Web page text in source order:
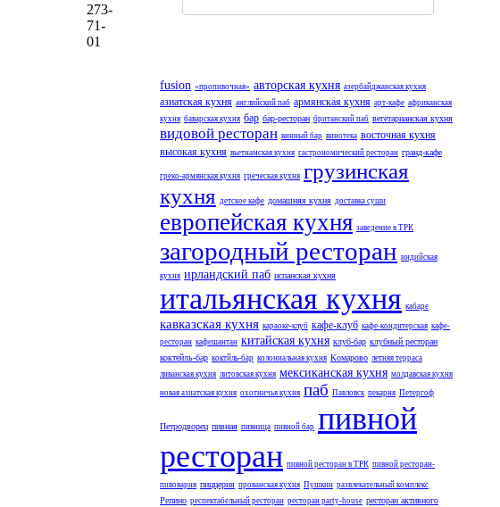
273-
71-
01
fusion «пропивочная» авторская кухня азербайджанская кухня
азиатская кухня английский паб армянская кухня арт-кафе африканская
кухня баварская кухня бар бар-ресторан британский паб вегетарианская кухня
видовой ресторан винный бар винотека восточная кухня
высокая кухня вьетнамская кухня гастрономический ресторан гранд-кафе
греко-армянская кухня греческая кухня грузинская
кухня детское кафе домашняя кухня доставка суши
европейская кухня заведение в ТРК
загородный ресторан индийская
кухня ирландский паб испанская кухня
итальянская кухня кабаре
кавказская кухня караоке-клуб кафе-клуб кафе-кондитерская кафе-
ресторан кафешантан китайская кухня клуб-бар клубный ресторан
коктейль-бар коктйль-бар колониальная кухня Комарово летняя терраса
ливанская кухня литовская кухня мексиканская кухня молдавская кухня
новая азиатская кухня охотничья кухня паб Павловск пекарня Петергоф
Петродворец пивная пивница пивной бар пивной
ресторан пивной ресторан в ТРК пивной ресторан-
пивоварня пиццерия прованская кухня Пушкин развлекательный комплекс
Репино респектабельный ресторан ресторан party-house ресторан активного